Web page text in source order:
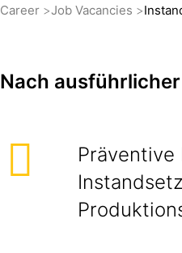
Career Job Vacancies
Nach